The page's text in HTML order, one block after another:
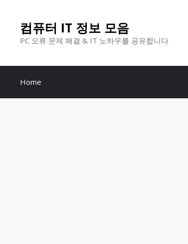
건
컴퓨터 IT 정보 모음
PC 오류 문제 해결 & IT 노하우를 공유합니다
Home